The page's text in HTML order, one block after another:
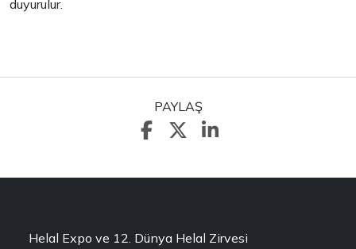
duyurulur.
PAYLAŞ
Helal Expo ve 12. Dünya Helal Zirvesi